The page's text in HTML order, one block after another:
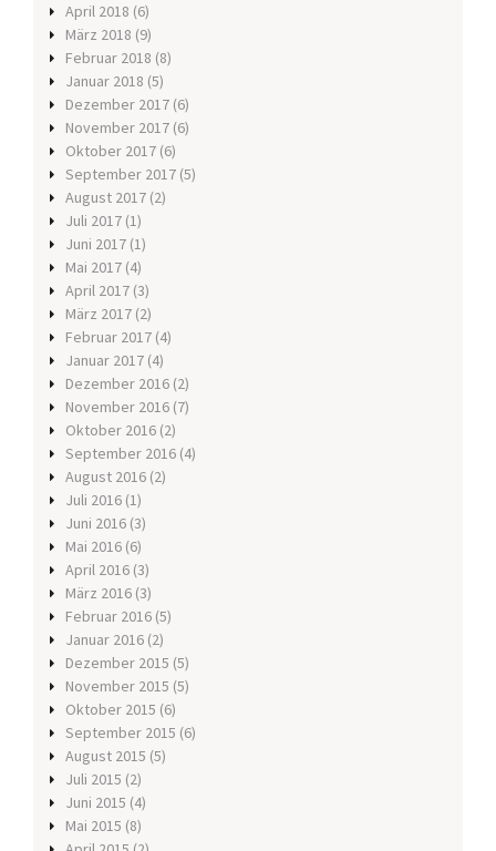
April 2018 (6)
März 2018 (9)
Februar 2018 (8)
Januar 2018 (5)
Dezember 2017 (6)
November 2017 (6)
Oktober 2017 (6)
September 2017 (5)
August 2017 (2)
Juli 2017 (1)
Juni 2017 (1)
Mai 2017 (4)
April 2017 (3)
März 2017 (2)
Februar 2017 (4)
Januar 2017 (4)
Dezember 2016 (2)
November 2016 (7)
Oktober 2016 (2)
September 2016 (4)
August 2016 (2)
Juli 2016 (1)
Juni 2016 (3)
Mai 2016 (6)
April 2016 (3)
März 2016 (3)
Februar 2016 (5)
Januar 2016 (2)
Dezember 2015 (5)
November 2015 (5)
Oktober 2015 (6)
September 2015 (6)
August 2015 (5)
Juli 2015 (2)
Juni 2015 (4)
Mai 2015 (8)